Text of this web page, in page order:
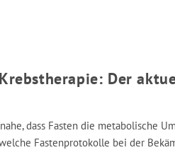
Der
dass Fasten die metabolische
Fastenprotokolle bei der